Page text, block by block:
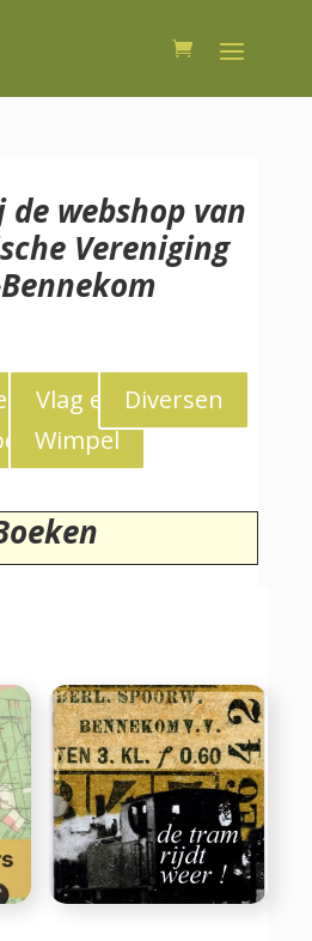
webshop van
Vereniging
Vlag en
Wimpel
Diversen